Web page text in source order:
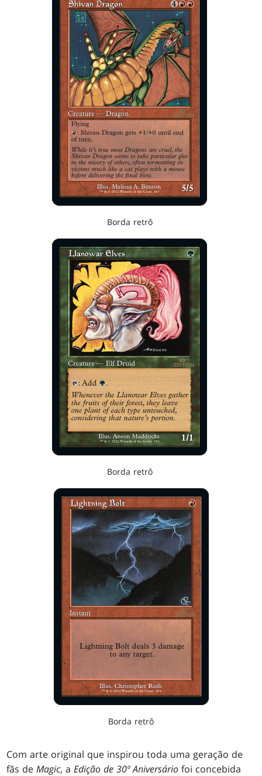
Borda retrô
Borda retrô
Borda retrô
Com arte original que inspirou toda uma geração de
fãs deMagic, a Edição de 30º Aniversáriofoi concebida